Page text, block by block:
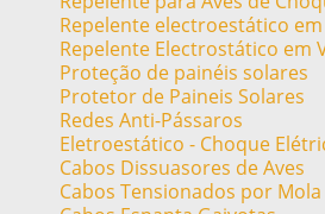
Repelente electroestático
Repelente Electrostático em
Proteção de painéis solares
Protetor de Paineis Solares
Redes Anti-Pássaros
Eletroestático - Choque
Cabos Dissuasores de Aves
Cabos Tensionados por Mola